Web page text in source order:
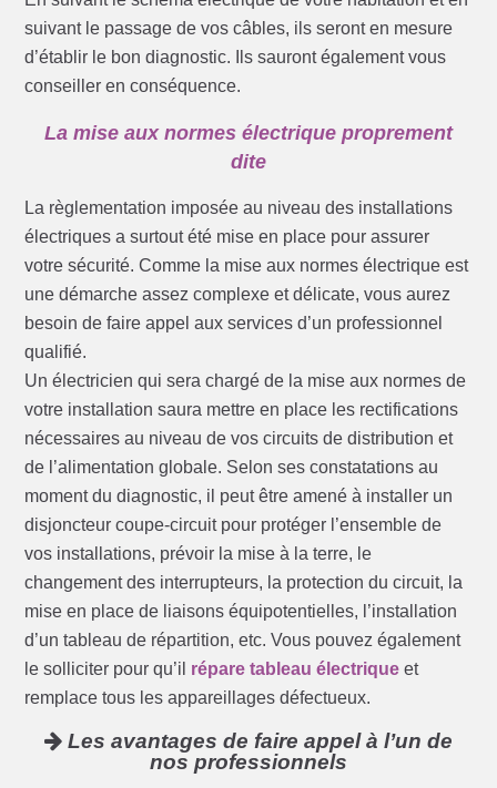
suivant le passage de vos câbles, ils seront en mesure
d’établir le bon diagnostic. Ils sauront également vous
conseiller en conséquence.
La mise aux normes électrique proprement
dite
La règlementation imposée au niveau des installations
électriques a surtout été mise en place pour assurer
votre sécurité. Comme la mise aux normes électrique est
une démarche assez complexe et délicate, vous aurez
besoin de faire appel aux services d’un professionnel
qualifié.
Un électricien qui sera chargé de la mise aux normes de
votre installation saura mettre en place les rectifications
nécessaires au niveau de vos circuits de distribution et
de l’alimentation globale. Selon ses constatations au
moment du diagnostic, il peut être amené à installer un
disjoncteur coupe-circuit pour protéger l’ensemble de
vos installations, prévoir la mise à la terre, le
changement des interrupteurs, la protection du circuit, la
mise en place de liaisons équipotentielles, l’installation
d’un tableau de répartition, etc. Vous pouvez également
le solliciter pour qu’il répare tableau électrique et
remplace tous les appareillages défectueux.
Les avantages de faire appel à l’un de
nos professionnels